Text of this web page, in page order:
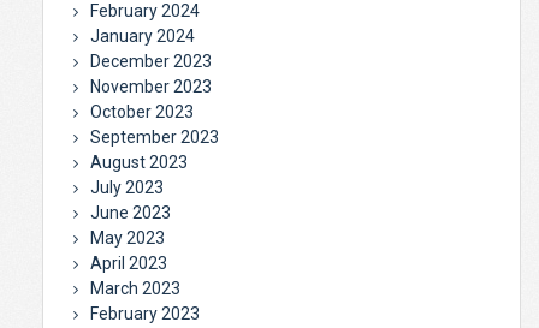
February 2024
January 2024
December 2023
November 2023
October 2023
September 2023
August 2023
July 2023
June 2023
May 2023
April 2023
March 2023
February 2023